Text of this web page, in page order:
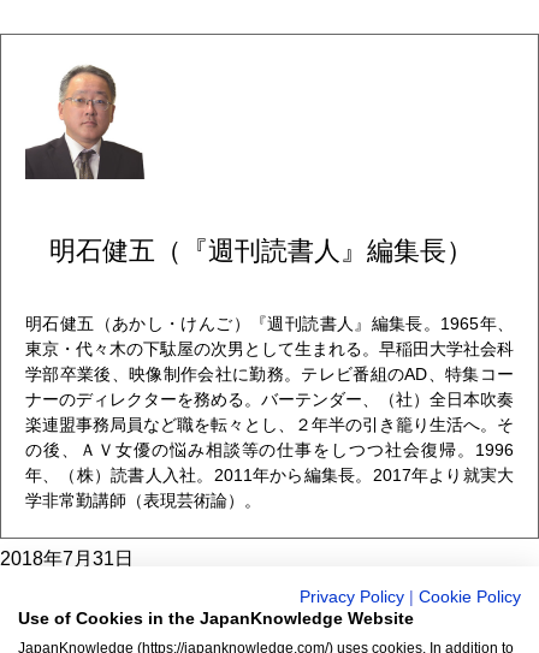
明石健五（『週刊読書人』編集長）
明石健五（あかし・けんご）『週刊読書人』編集長。1965年、
東京・代々木の下駄屋の次男として生まれる。早稲田大学社会科
学部卒業後、映像制作会社に勤務。テレビ番組のAD、特集コー
ナーのディレクターを務める。バーテンダー、（社）全日本吹奏
楽連盟事務局員など職を転々とし、２年半の引き籠り生活へ。そ
の後、ＡＶ女優の悩み相談等の仕事をしつつ社会復帰。1996
年、（株）読書人入社。2011年から編集長。2017年より就実大
学非常勤講師（表現芸術論）。
2018年7月31日
ジャパンナレッジは約1900冊以上（総額850万円）の膨大な辞
書・事典などが使い放題のオンライン辞書・事典・叢書サービ
Privacy Policy
Cookie Policy
Use of Cookies in the JapanKnowledge Website
JapanKnowledge (https://japanknowledge.com/) uses cookies. In addition to